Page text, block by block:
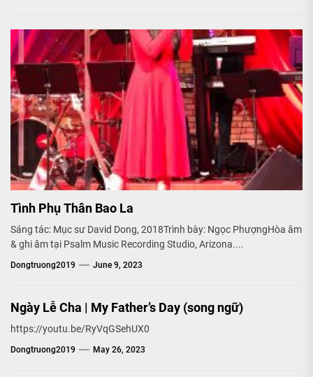
Tình Phụ Thân Bao La
Sáng tác: Mục sư David Dong, 2018Trình bày: Ngọc PhượngHòa âm
& ghi âm tại Psalm Music Recording Studio, Arizona....
Dongtruong2019 June 9, 2023
Ngày Lễ Cha | My Father’s Day (song ngữ)
https://youtu.be/RyVqGSehUX0
Dongtruong2019 May 26, 2023